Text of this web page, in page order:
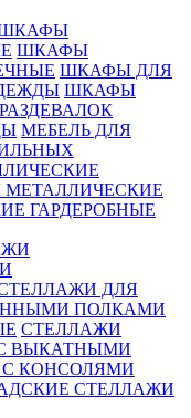
ШКАФЫ
ШКАФЫ ДЛЯ
ШКАФЫ
МЕБЕЛЬ ДЛЯ
ГАРДЕРОБНЫЕ
ДЛЯ
ПОЛКАМИ
СТЕЛЛАЖИ
ВЫКАТНЫМИ
КОНСОЛЯМИ
СТЕЛЛАЖИ